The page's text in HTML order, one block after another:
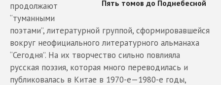
продолжают
“туманными
поэтами”, литературной группой, сформировавшейся
вокруг неофициального литературного альманаха
“Сегодня”. На их творчество сильно повлияла
русская поэзия, которая много переводилась и
публиковалась в Китае в 1970-е—1980-е годы,